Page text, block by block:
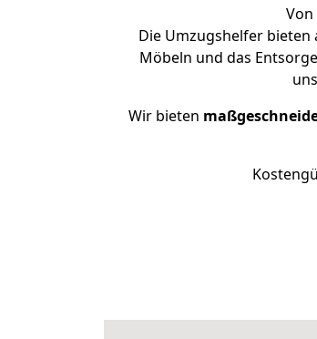
Die Umzugshelfer bieten
Möbeln und das
Wir bieten